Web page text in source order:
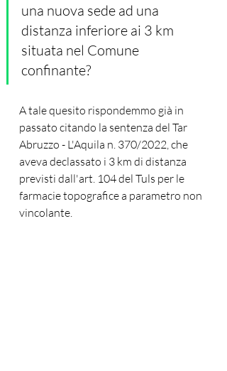
una nuova sede ad una
distanza inferiore ai 3 km
situata nel Comune
confinante?
A tale quesito rispondemmo già in
passato citando la sentenza del Tar
Abruzzo - L'Aquila n. 370/2022, che
aveva declassato i 3 km di distanza
previsti dall'art. 104 del Tuls per le
farmacie topografice a parametro non
vincolante.